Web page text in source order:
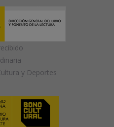
y Deportes